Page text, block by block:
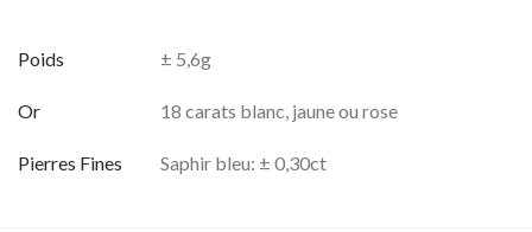
Poids ± 5,6g
Or 18 carats blanc, jaune ou rose
Pierres Fines Saphir bleu: ± 0,30ct